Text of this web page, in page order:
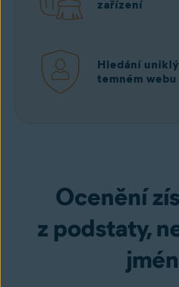
zařízení
Hledání
temném webu
Ocenění
z podstaty,